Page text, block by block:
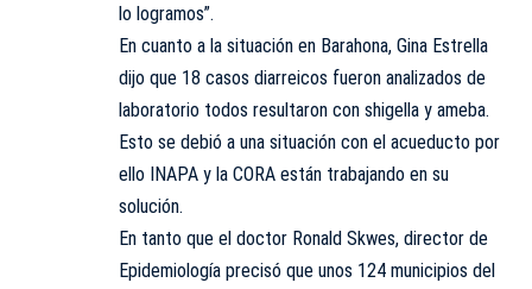
lo logramos”.
En cuanto a la situación en Barahona, Gina Estrella
dijo que 18 casos diarreicos fueron analizados de
laboratorio todos resultaron con shigella y ameba.
Esto se debió a una situación con el acueducto por
ello INAPA y la CORA están trabajando en su
solución.
En tanto que el doctor Ronald Skwes, director de
Epidemiología precisó que unos 124 municipios del